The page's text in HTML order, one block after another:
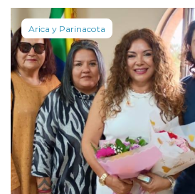
Arica y Parinacota